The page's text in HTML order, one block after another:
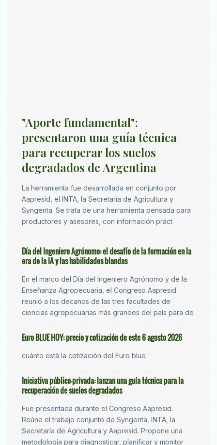
"Aporte fundamental":
presentaron una guía técnica
para recuperar los suelos
degradados de Argentina
La herramienta fue desarrollada en conjunto por
Aapresid, el INTA, la Secretaría de Agricultura y
Syngenta. Se trata de una herramienta pensada para
productores y asesores, con información práct
Día del Ingeniero Agrónomo: el desafío de la formación en la
era de la IA y las habilidades blandas
En el marco del Día del Ingeniero Agrónomo y de la
Enseñanza Agropecuaria, el Congreso Aapresid
reunió a los decanos de las tres facultades de
ciencias agropecuarias más grandes del país para de
Euro BLUE HOY: precio y cotización de este 6 agosto 2026
cuánto está la cotización del Euro blue
Iniciativa público-privada: lanzan una guía técnica para la
recuperación de suelos degradados
Fue presentada durante el Congreso Aapresid.
Reúne el trabajo conjunto de Syngenta, INTA, la
Secretaría de Agricultura y Aapresid. Propone una
metodología para diagnosticar, planificar y monitor